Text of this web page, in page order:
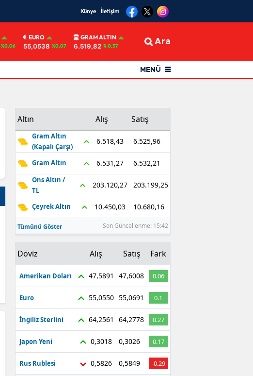
Künye İletişim
%0.06
EURO
55,0538 %0.07
GRAM ALTIN
6.519,82 % 0,37 Ara
MENÜ
Altın Alış Satış
Gram Altın
(Kapalı Çarşı)
6.518,43 6.525,96
Gram Altın 6.531,27 6.532,21
Ons Altın /
TL
203.120,27 203.199,25
Çeyrek Altın 10.450,03 10.680,16
Tümünü Göster Son Güncellenme: 15:42
Döviz Alış Satış Fark
Amerikan Doları 47,5891 47,6008 0.06
Euro 55,0550 55,0691 0.1
İngiliz Sterlini 64,2561 64,2778 0.27
Japon Yeni 0,3018 0,3026 0.17
Rus Rublesi 0,5826 0,5849 -0.29